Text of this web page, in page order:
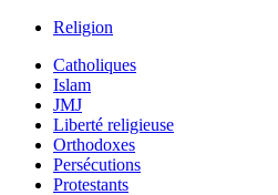
Religion
Catholiques
Islam
JMJ
Liberté religieuse
Orthodoxes
Persécutions
Protestants